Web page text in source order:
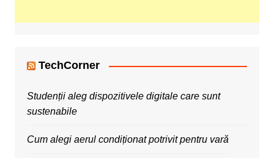
TechCorner
Studenții aleg dispozitivele digitale care sunt
sustenabile
Cum alegi aerul condiționat potrivit pentru vară